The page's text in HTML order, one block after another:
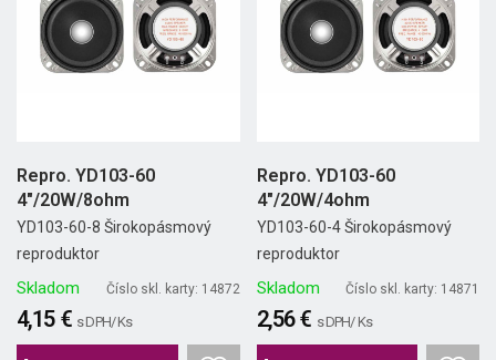
Repro. YD103-60
4"/20W/8ohm
YD103-60-8 Širokopásmový
reproduktor
Skladom Číslo skl. karty: 14872
4,15 € s DPH/ Ks
Repro. YD103-60
4"/20W/4ohm
YD103-60-4 Širokopásmový
reproduktor
Skladom Číslo skl. karty: 14871
2,56 € s DPH/ Ks